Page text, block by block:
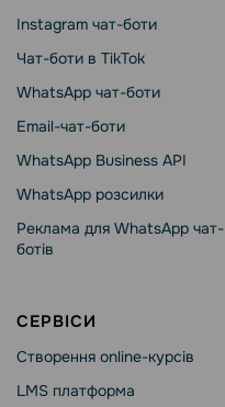
Instagram чат-боти
Чат-боти в TikTok
WhatsApp чат-боти
Email-чат-боти
WhatsApp Business API
WhatsApp розсилки
Реклама для WhatsApp чат-
ботів
СЕРВІСИ
Створення online-курсів
LMS платформа